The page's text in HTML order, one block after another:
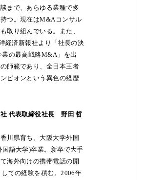
まで、あらゆる業種で多
つ。現在はM&Aコンサル
取り組んでいる。また、
経済新報社より「社長の決
業の最高戦略M&A」を出
師範であり、全日本王者
ピオンという異色の経歴
社 代表取締役社長 野田 哲
川県育ち。大阪大学外国
国語大学)卒業。新卒で大手
海外向けの携帯電話の開
しての経験を積む。2006年